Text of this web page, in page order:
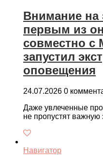
Внимание на
первым из
совместно с
запустил
оповещения
24.07.2026 0
Даже увлеченные
не пропустят
Навигатор